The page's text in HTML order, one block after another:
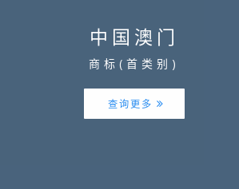
中国澳门
商标(首类别)
查询更多